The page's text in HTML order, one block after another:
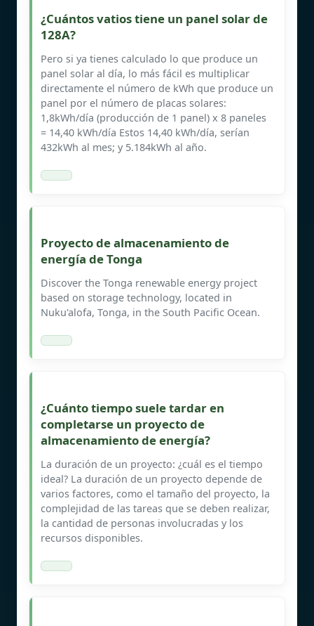
¿Cuántos vatios tiene un panel solar de
128A?
Pero si ya tienes calculado lo que produce un
panel solar al día, lo más fácil es multiplicar
directamente el número de kWh que produce un
panel por el número de placas solares:
1,8kWh/día (producción de 1 panel) x 8 paneles
= 14,40 kWh/día Estos 14,40 kWh/día, serían
432kWh al mes; y 5.184kWh al año.
Proyecto de almacenamiento de
energía de Tonga
Discover the Tonga renewable energy project
based on storage technology, located in
Nuku'alofa, Tonga, in the South Pacific Ocean.
¿Cuánto tiempo suele tardar en
completarse un proyecto de
almacenamiento de energía?
La duración de un proyecto: ¿cuál es el tiempo
ideal? La duración de un proyecto depende de
varios factores, como el tamaño del proyecto, la
complejidad de las tareas que se deben realizar,
la cantidad de personas involucradas y los
recursos disponibles.